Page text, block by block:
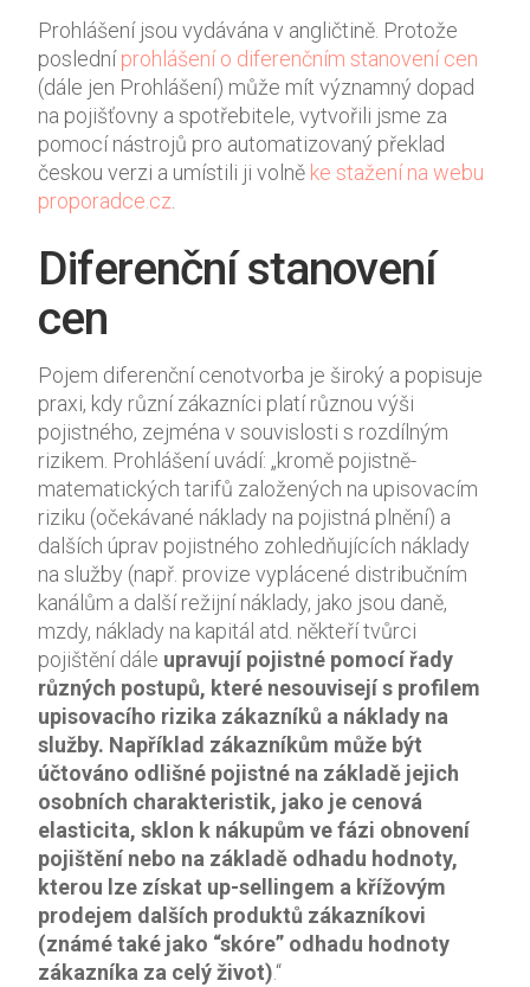
Prohlášení jsou vydávána v angličtině. Protože
posledníprohlášení o diferenčním stanovení cen
(dále jen Prohlášení) může mít významný dopad
na pojišťovny a spotřebitele, vytvořili jsme za
pomocí nástrojů pro automatizovaný překlad
českou verzi a umístili ji volně ke stažení na webu
proporadce.cz
Diferenční stanovení
cen
Pojem diferenční cenotvorba je široký a popisuje
praxi, kdy různí zákazníci platí různou výši
pojistného, zejména v souvislosti s rozdílným
rizikem. Prohlášení uvádí: „kromě pojistně-
matematických tarifů založených na upisovacím
riziku (očekávané náklady na pojistná plnění) a
dalších úprav pojistného zohledňujících náklady
na služby (např. provize vyplácené distribučním
kanálům a další režijní náklady, jako jsou daně,
mzdy, náklady na kapitál atd. někteří tvůrci
pojištění dále upravují pojistné pomocí řady
různých postupů, které nesouvisejí s profilem
upisovacího rizika zákazníků a náklady na
služby. Například zákazníkům může být
účtováno odlišné pojistné na základě jejich
osobních charakteristik, jako je cenová
elasticita, sklon k nákupům ve fázi obnovení
pojištění nebo na základě odhadu hodnoty,
kterou lze získat up-sellingem a křížovým
prodejem dalších produktů zákazníkovi
(známé také jako “skóre” odhadu hodnoty
zákazníka za celý život).“
webové
stránky
používají.
Uživatelská
zkušenost
Aby naše
stránky
fungovaly
při vaší
návštěvě co
nejlépe.
Pokud tyto
cookies
odmítnete,
některé
funkce z
webu zmizí.
Marketing
Sdílením svých
zájmů a chování
při návštěvě našich
stránek zvyšujete
šanci na zobrazení
personalizovaného
obsahu a nabídek.